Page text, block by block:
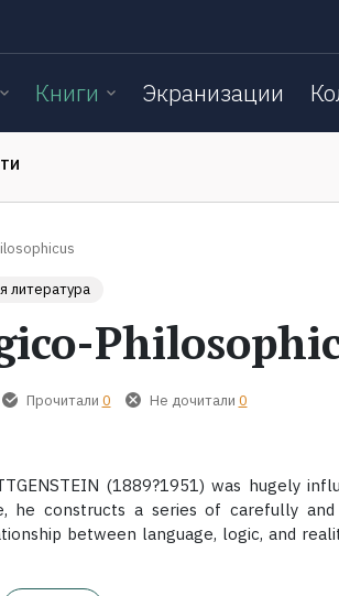
Книги Экранизации
литература
Прочитали 0 Не дочитали 0
(1889?1951) was hugely
he constructs a series of carefully and
between language, logic, and